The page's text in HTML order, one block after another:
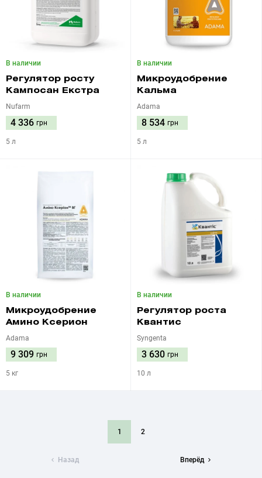
В наличии
Регулятор росту
Кампосан Екстра
Nufarm
4 336 грн
5 л
В наличии
Микроудобрение
Кальма
Adama
8 534 грн
5 л
В наличии
Микроудобрение
Амино Ксерион
Adama
9 309 грн
5 кг
В наличии
Регулятор роста
Квантис
Syngenta
3 630 грн
10 л
Назад
1 2
Вперёд